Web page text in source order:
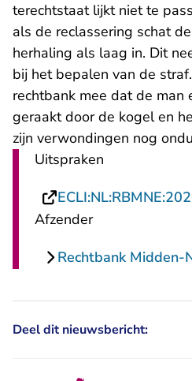
terechtstaat lijkt niet te
als de reclassering schat
herhaling als laag in. Dit
bij het bepalen van de
rechtbank mee dat de man
geraakt door de kogel en
zijn verwondingen nog
Uitspraken
Afzender
Rechtbank Midden-
Deel dit nieuwsbericht: